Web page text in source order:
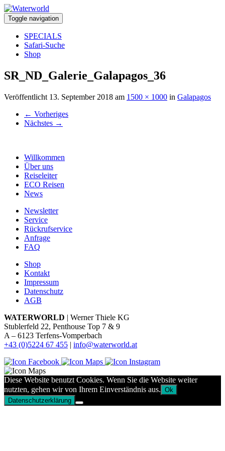
Toggle navigation
SPECIALS
Safari-Suche
Shop
SR_ND_Galerie_Galapagos_36
Veröffentlicht 13. September 2018 am 1500 × 1000 in Galapagos
← Vorheriges
Nächstes →
Willkommen
Über uns
Reiseleiter
ECO Reisen
News
Newsletter
Service
Rückrufservice
Anfrage
FAQ
Shop
Kontakt
Impressum
Datenschutz
AGB
WATERWORLD | Werner Thiele KG
Stublerfeld 22, Penthouse Top 7 & 9
A – 6123 Terfens-Vomperbach
+43 (0)5224 67 455 | info@waterworld.at
Diese Website benutzt Cookies. Wenn Sie die Website weiter
nutzten, gehen wir von Ihrem Einverständnis aus. Ok
Datenschutzerklärung